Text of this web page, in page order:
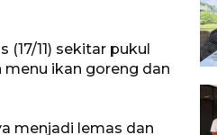
11) sekitar pukul
ikan goreng dan
menjadi lemas dan